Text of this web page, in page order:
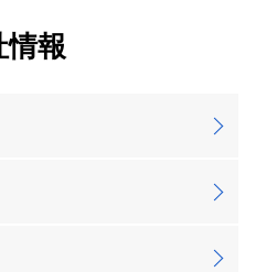
情報